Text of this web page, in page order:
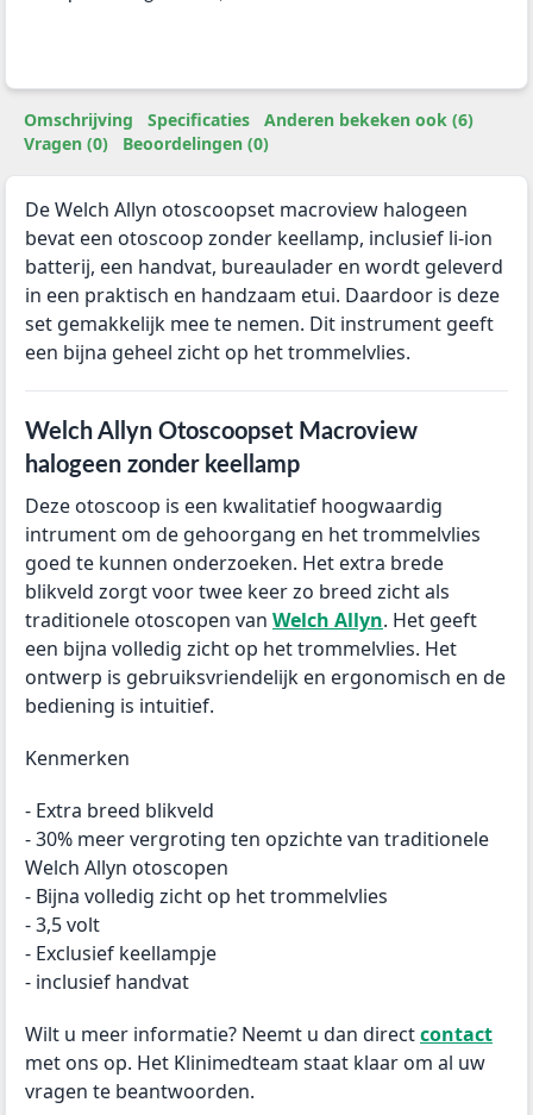
Omschrijving Specificaties
Anderen bekeken ook (6)
Vragen (0)
Beoordelingen (0)
De Welch Allyn otoscoopset macroview halogeen
bevat een otoscoop zonder keellamp, inclusief li-ion
batterij, een handvat, bureaulader en wordt geleverd
in een praktisch en handzaam etui. Daardoor is deze
set gemakkelijk mee te nemen. Dit instrument geeft
een bijna geheel zicht op het trommelvlies.
Welch Allyn Otoscoopset Macroview
halogeen zonder keellamp
Deze otoscoop is een kwalitatief hoogwaardig
intrument om de gehoorgang en het trommelvlies
goed te kunnen onderzoeken. Het extra brede
blikveld zorgt voor twee keer zo breed zicht als
traditionele otoscopen van Welch Allyn. Het geeft
een bijna volledig zicht op het trommelvlies. Het
ontwerp is gebruiksvriendelijk en ergonomisch en de
bediening is intuitief.
Kenmerken
- Extra breed blikveld
- 30% meer vergroting ten opzichte van traditionele
Welch Allyn otoscopen
- Bijna volledig zicht op het trommelvlies
- 3,5 volt
- Exclusief keellampje
- inclusief handvat
Wilt u meer informatie? Neemt u dan directcontact
met ons op. Het Klinimedteam staat klaar om al uw
vragen te beantwoorden.